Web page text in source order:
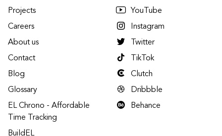
Projects
Careers
About us
Contact
Blog
Glossary
EL Chrono - Affordable
Time Tracking
BuildEL
YouTube
Instagram
Twitter
TikTok
Clutch
Dribbble
Behance